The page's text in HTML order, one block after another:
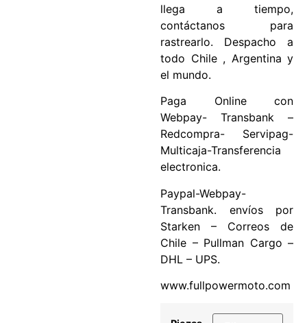
llega a tiempo,
contáctanos para
rastrearlo. Despacho a
todo Chile , Argentina y
el mundo.
Paga Online con
Webpay- Transbank –
Redcompra- Servipag-
Multicaja-Transferencia
electronica.
Paypal-Webpay-
Transbank. envíos por
Starken – Correos de
Chile – Pullman Cargo –
DHL – UPS.
www.fullpowermoto.com